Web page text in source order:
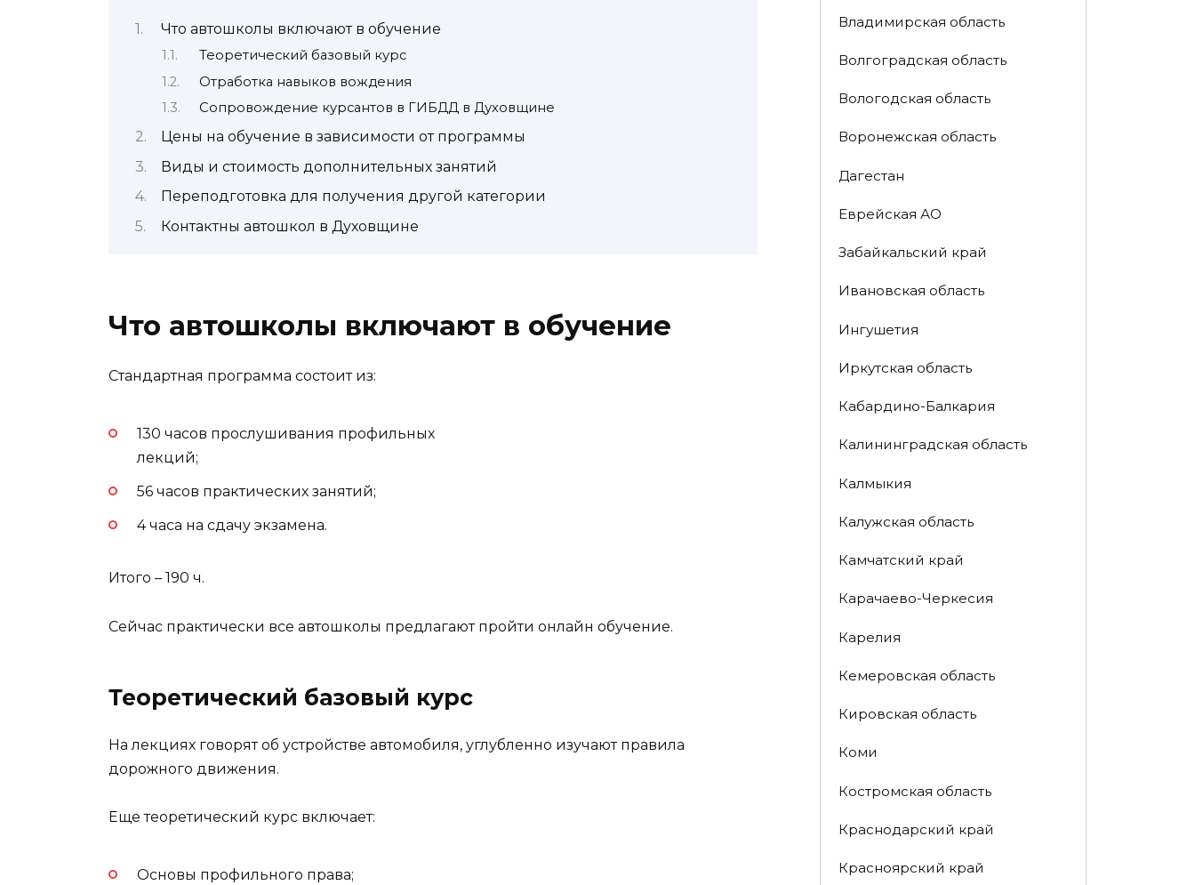
Что автошколы включают в обучение
Теоретический базовый курс
Отработка навыков вождения
Сопровождение курсантов в ГИБДД в Духовщине
Цены на обучение в зависимости от программы
Виды и стоимость дополнительных занятий
Переподготовка для получения другой категории
Контактны автошкол в Духовщине
Что автошколы включают в обучение
Стандартная программа состоит из:
130 часов прослушивания профильных
лекций;
56 часов практических занятий;
4 часа на сдачу экзамена.
Итого – 190 ч.
Сейчас практически все автошколы предлагают пройти онлайн обучение.
Теоретический базовый курс
На лекциях говорят об устройстве автомобиля, углубленно изучают правила
дорожного движения.
Еще теоретический курс включает:
Основы профильного права;
Владимирская область
Волгоградская область
Вологодская область
Воронежская область
Дагестан
Еврейская АО
Забайкальский край
Ивановская область
Ингушетия
Иркутская область
Кабардино-Балкария
Калининградская область
Калмыкия
Калужская область
Камчатский край
Карачаево-Черкесия
Карелия
Кемеровская область
Кировская область
Коми
Костромская область
Краснодарский край
Красноярский край